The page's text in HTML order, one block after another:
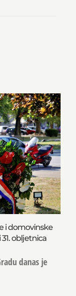
i domovinske
obljetnica
danas je